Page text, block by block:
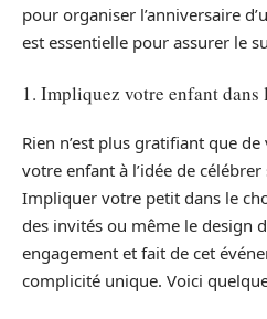
pour organiser l’anniversaire
est essentielle pour assurer le
1. Impliquez votre enfant dans
Rien n’est plus gratifiant que
votre enfant à l’idée de
Impliquer votre petit dans le
des invités ou même le design
engagement et fait de cet
complicité unique. Voici